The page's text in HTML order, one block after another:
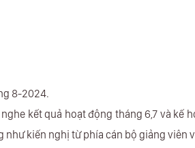
8-2024.
kết quả hoạt động tháng 6,7 và kế
kiến nghị từ phía cán bộ giảng viên